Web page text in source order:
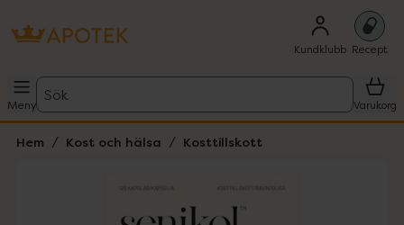
Kundklubb Recept
Meny
Sök
Varukorg
Hem Kost och hälsa Kosttillskott